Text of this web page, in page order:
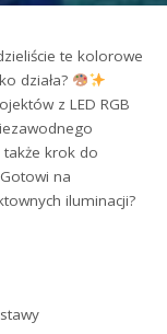
te kolorowe
działa?⁣
z LED RGB
krok do
na
iluminacji?